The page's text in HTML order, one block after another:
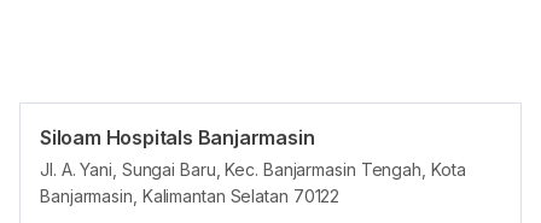
Siloam Hospitals Banjarmasin
Jl. A. Yani, Sungai Baru, Kec. Banjarmasin Tengah, Kota
Banjarmasin, Kalimantan Selatan 70122
Opening Hours
Jam Reguler